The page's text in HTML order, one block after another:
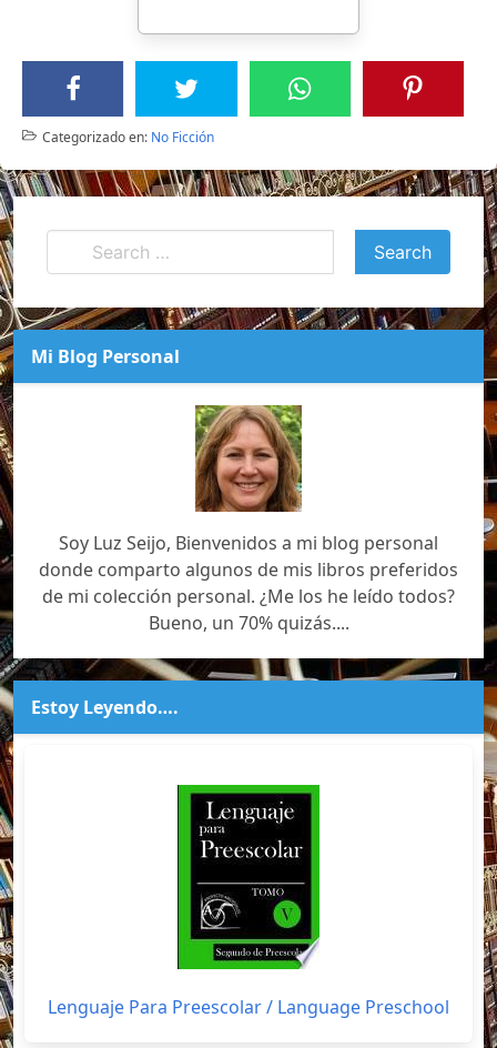
Categorizado en: No Ficción
Mi Blog Personal
Soy Luz Seijo, Bienvenidos a mi blog personal
donde comparto algunos de mis libros preferidos
de mi colección personal. ¿Me los he leído todos?
Bueno, un 70% quizás....
Estoy Leyendo….
Lenguaje Para Preescolar / Language Preschool